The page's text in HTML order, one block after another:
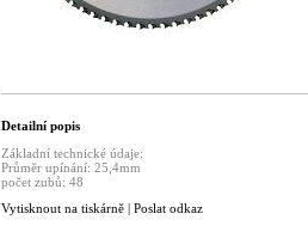
Detailní popis
Základní technické údaje:
Průměr upínání: 25,4mm
počet zubů: 48
Vytisknout na tiskárně | Poslat odkaz